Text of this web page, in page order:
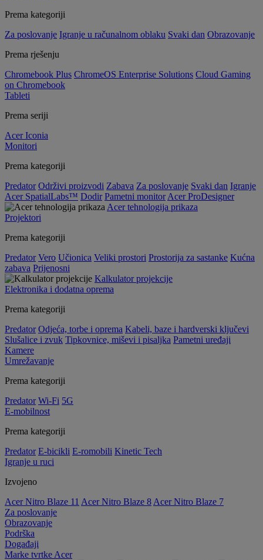
Prema kategoriji
Za poslovanje Igranje u računalnom oblaku Svaki dan Obrazovanje
Prema rješenju
Chromebook Plus ChromeOS Enterprise Solutions Cloud Gaming
on Chromebook
Tableti
Prema seriji
Acer Iconia
Monitori
Prema kategoriji
Predator Održivi proizvodi Zabava Za poslovanje Svaki dan Igranje
Acer SpatialLabs™ Dodir Pametni monitor Acer ProDesigner
Acer tehnologija prikaza
Projektori
Prema kategoriji
Predator Vero Učionica Veliki prostori Prostorija za sastanke Kućna
zabava Prijenosni
Kalkulator projekcije
Elektronika i dodatna oprema
Prema kategoriji
Predator Odjeća, torbe i oprema Kabeli, baze i hardverski ključevi
Slušalice i zvuk Tipkovnice, miševi i pisaljka Pametni uređaji
Kamere
Umrežavanje
Prema kategoriji
Predator Wi-Fi 5G
E-mobilnost
Prema kategoriji
Predator E-bicikli E-romobili Kinetic Tech
Igranje u ruci
Izvojeno
Acer Nitro Blaze 11 Acer Nitro Blaze 8 Acer Nitro Blaze 7
Za poslovanje
Obrazovanje
Podrška
Događaji
Marke tvrtke Acer